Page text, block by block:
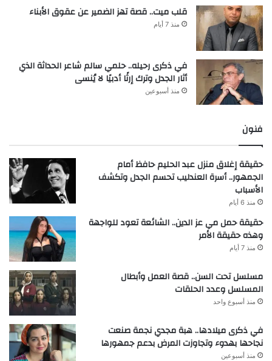
قلب ميت.. قصة تهز الضمير عن عقوق الأبناء
منذ 7 أيام
في ذكرى رحيله.. حلمي سالم شاعر الحداثة الذي
أثار الجدل وترك إرثًا أدبيًا لا يُنسى
منذ أسبوعين
فنون
حقيقة إغلاق منزل عبد الحليم حافظ أمام
الجمهور.. أسرة العندليب تحسم الجدل وتكشف
الأسباب
منذ 6 أيام
حقيقة حمل مي عز الدين.. الشائعة تعود للواجهة
وهذه حقيقة الأمر
منذ 7 أيام
مسلسل تحت السن.. قصة العمل وأبطال
المسلسل وعدد الحلقات
منذ أسبوع واحد
في ذكرى ميلادها.. هبة مجدي نجمة صنعت
نجاحها بهدوء وتجاوزت المرض بدعم جمهورها
منذ أسبوعين